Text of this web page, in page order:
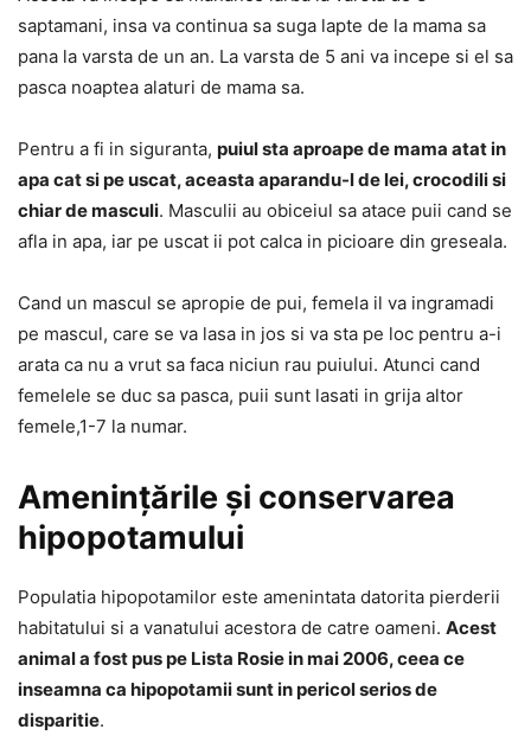
saptamani, insa va continua sa suga lapte de la mama sa
pana la varsta de un an. La varsta de 5 ani va incepe si el sa
pasca noaptea alaturi de mama sa.
Pentru a fi in siguranta, puiul sta aproape de mama atat in
apa cat si pe uscat, aceasta aparandu-l de lei, crocodili si
chiar de masculi. Masculii au obiceiul sa atace puii cand se
afla in apa, iar pe uscat ii pot calca in picioare din greseala.
Cand un mascul se apropie de pui, femela il va ingramadi
pe mascul, care se va lasa in jos si va sta pe loc pentru a-i
arata ca nu a vrut sa faca niciun rau puiului. Atunci cand
femelele se duc sa pasca, puii sunt lasati in grija altor
femele,1-7 la numar.
Amenințările și conservarea
hipopotamului
Populatia hipopotamilor este amenintata datorita pierderii
habitatului si a vanatului acestora de catre oameni. Acest
animal a fost pus pe Lista Rosie in mai 2006, ceea ce
inseamna ca hipopotamii sunt in pericol serios de
disparitie.